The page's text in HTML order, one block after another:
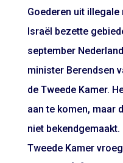
Goederen uit
Israël bezette
september
minister Berendsen
de Tweede Kamer.
aan te komen, maar
niet
Tweede Kamer